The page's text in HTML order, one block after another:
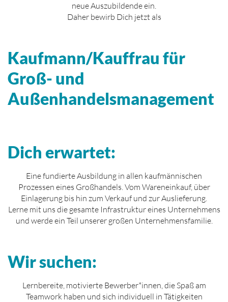
neue Auszubildende ein.
Daher bewirb Dich jetzt als
Kaufmann/Kauffrau für
Groß- und
Außenhandelsmanagement
Dich erwartet:
Eine fundierte Ausbildung in allen kaufmännischen
Prozessen eines Großhandels. Vom Wareneinkauf, über
Einlagerung bis hin zum Verkauf und zur Auslieferung.
Lerne mit uns die gesamte Infrastruktur eines Unternehmens
und werde ein Teil unserer großen Unternehmensfamilie.
Wir suchen:
Lernbereite, motivierte Bewerber*innen, die Spaß am
Teamwork haben und sich individuell in Tätigkeiten